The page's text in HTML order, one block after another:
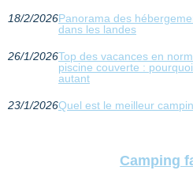
18/2/2026Panorama des
dans les landes
26/1/2026Top des vacances en
piscine couverte :
autant
23/1/2026Quel est le meilleur
Camping